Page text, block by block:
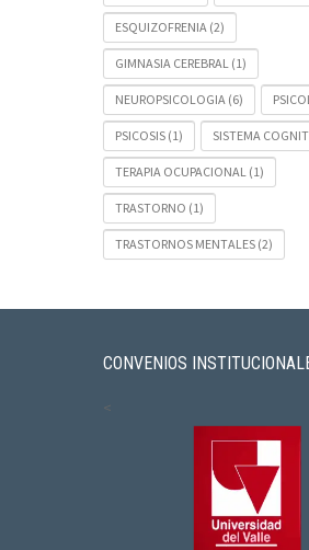
ESQUIZOFRENIA (2)
GIMNASIA CEREBRAL (1)
NEUROPSICOLOGIA (6)
PSICOSIS (1) SISTEMA
TERAPIA OCUPACIONAL (1)
TRASTORNO (1)
TRASTORNOS MENTALES (2)
CONVENIOS
<